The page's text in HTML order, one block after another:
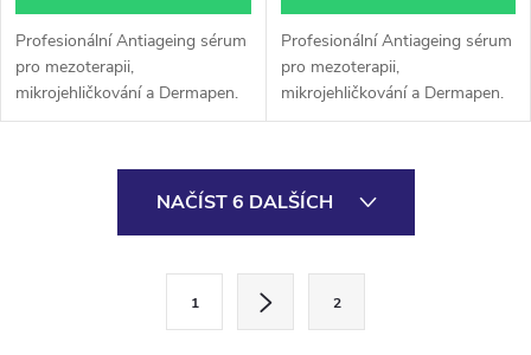
Profesionální Antiageing sérum
pro mezoterapii,
mikrojehličkování a Dermapen.
Obsahuje kyselinu
aminokyseliny a minerály.
Podporuje hydrataci,
Profesionální Antiageing sérum
pro mezoterapii,
mikrojehličkování a Dermapen.
Obsahuje kyselinu
aminokyseliny a minerály.
Podporuje hydrataci,
NAČÍST 6 DALŠÍCH
1 2